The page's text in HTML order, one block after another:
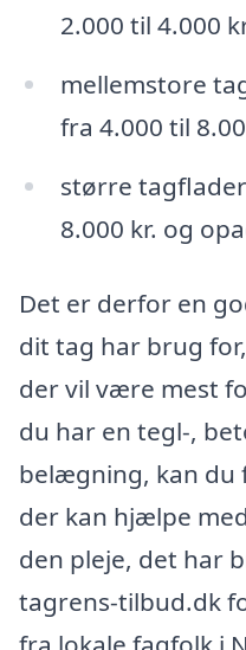
2.000 til 4.000
mellemstore
fra 4.000 til
større tagflader
8.000 kr. og
Det er derfor en
dit tag har brug
der vil være mest
du har en tegl-,
belægning, kan du
der kan hjælpe
den pleje, det har
tagrens-tilbud.dk